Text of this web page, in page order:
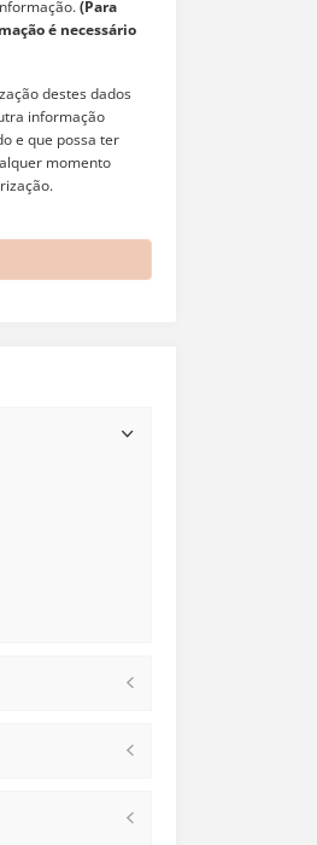
(Para
é necessário
destes dados
informação
e que possa ter
momento